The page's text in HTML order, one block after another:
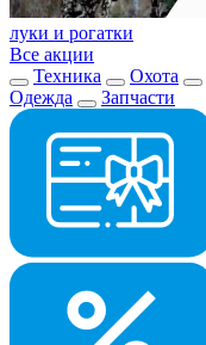
луки и рогатки
Все акции
Техника
Охота
Одежда
Запчасти